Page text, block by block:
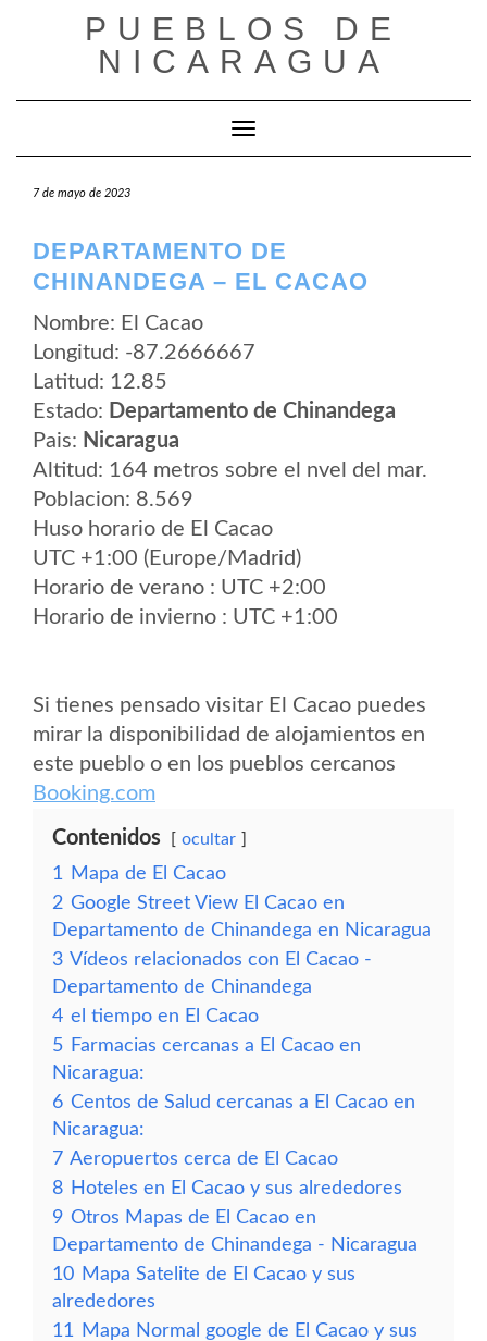
PUEBLOS DE
NICARAGUA
Cambiar modo de navegación
7 de mayo de 2023
DEPARTAMENTO DE
CHINANDEGA – EL CACAO
Nombre: El Cacao
Longitud: -87.2666667
Latitud: 12.85
Estado: Departamento de Chinandega
Pais: Nicaragua
Altitud: 164 metros sobre el nvel del mar.
Poblacion: 8.569
Huso horario de El Cacao
UTC +1:00 (Europe/Madrid)
Horario de verano : UTC +2:00
Horario de invierno : UTC +1:00
Si tienes pensado visitar El Cacao puedes
mirar la disponibilidad de alojamientos en
este pueblo o en los pueblos cercanos
Booking.com
Contenidos ocultar
1
Mapa de El Cacao
2 Google Street View El Cacao en
Departamento de Chinandega en Nicaragua
3 Vídeos relacionados con El Cacao -
Departamento de Chinandega
4 el tiempo en El Cacao
5 Farmacias cercanas a El Cacao en
Nicaragua:
6 Centos de Salud cercanas a El Cacao en
Nicaragua:
7 Aeropuertos cerca de El Cacao
8 Hoteles en El Cacao y sus alrededores
9 Otros Mapas de El Cacao en
Departamento de Chinandega - Nicaragua
10 Mapa Satelite de El Cacao y sus
alrededores
11
Mapa Normal google de El Cacao y sus